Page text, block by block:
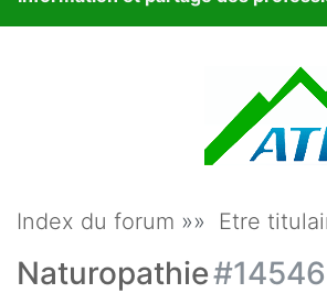
Index du forum »» Etre
Naturopathie#14546